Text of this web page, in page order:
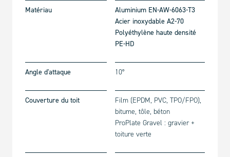
Matériau
Aluminium EN-AW-6063-T3
Acier inoxydable A2-70
Polyéthylène haute densité
PE-HD
Angle d'attaque 10°
Couverture du toit
Film (EPDM, PVC, TPO/FPO),
bitume, tôle, béton
ProPlate Gravel : gravier +
toiture verte